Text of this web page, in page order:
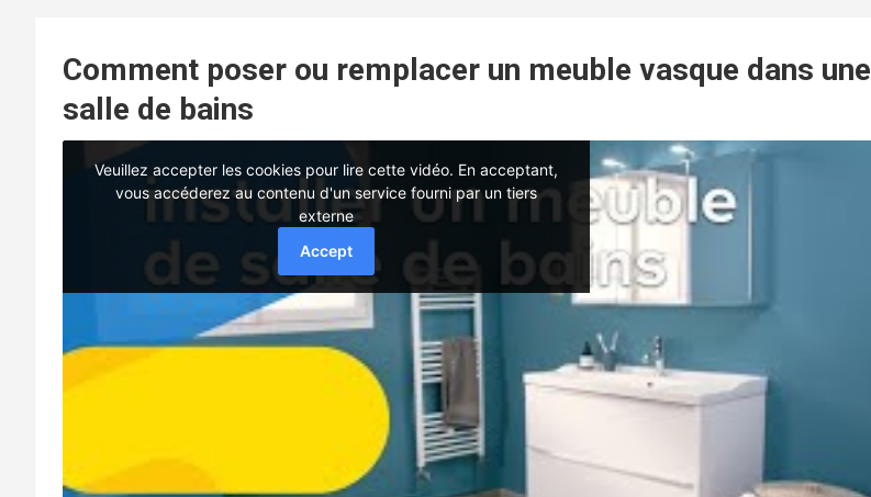
Comment poser ou remplacer un meuble vasque dans une
salle de bains